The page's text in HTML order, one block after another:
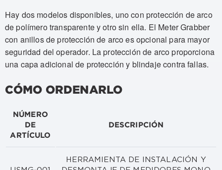
Hay dos modelos disponibles, uno con protección de arco
de polímero transparente y otro sin ella. El Meter Grabber
con anillos de protección de arco es opcional para mayor
seguridad del operador. La protección de arco proporciona
una capa adicional de protección y blindaje contra fallas.
CÓMO ORDENARLO
NÚMERO
DE
ARTÍCULO
DESCRIPCIÓN
HERRAMIENTA DE INSTALACIÓN Y